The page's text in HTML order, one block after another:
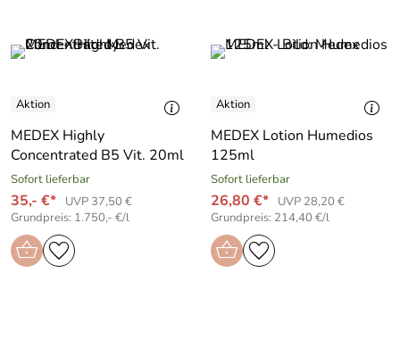
MEDEX Highly
Concentrated B5 Vit. 20ml
Sofort lieferbar
35,- €*
UVP 37,50 €
Grundpreis: 1.750,- €/l
MEDEX Lotion Humedios
125ml
Sofort lieferbar
26,80 €*
UVP 28,20 €
Grundpreis: 214,40 €/l